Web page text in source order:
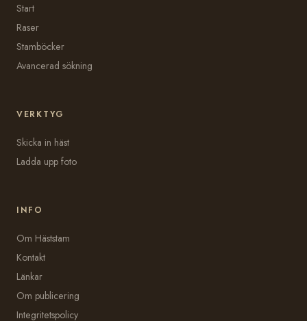
Start
Raser
Stamböcker
Avancerad sökning
VERKTYG
Skicka in häst
Ladda upp foto
INFO
Om Häststam
Kontakt
Länkar
Om publicering
Integritetspolicy